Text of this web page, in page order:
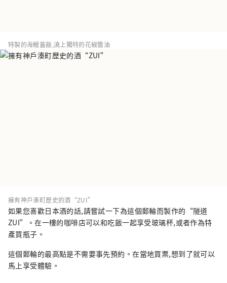
特製的海鰻蓋飯,澆上獨特的花椒醬油
擁有神戶湊町歷史的酒“ZUI”
如果您喜歡日本酒的話,請嘗試一下為這個郵輪而製作的“隧道
ZUI”。在一樓的咖啡店可以和吃飯一起享受玻璃杯,或者作為特
產買瓶子。
這個郵輪的最高點是不需要事先預約。在當地買票,想到了就可以
馬上享受體驗。